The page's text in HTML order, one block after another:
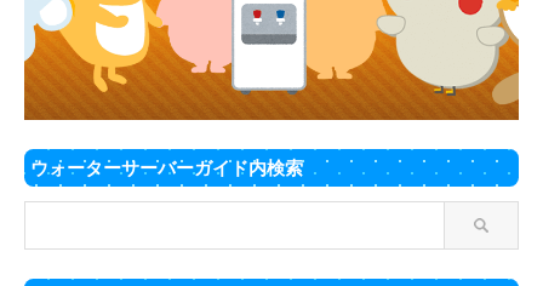
ウォーターサーバーガイド内検索